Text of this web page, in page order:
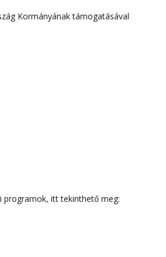
Kormányának támogatásával
programok, itt tekinthető meg: